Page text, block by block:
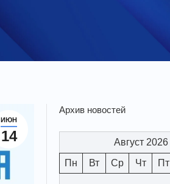
ИЮН
14
Архив новостей
Август 2026
Пн
Вт Ср Чт Пт